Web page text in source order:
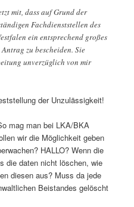
mit, dass auf Grund der
Fachdienststellen des
ein entsprechend großes
zu bescheiden. Sie
unverzüglich von mir
der Unzulässigkeit!
mag man bei LKA/BKA
wir die Möglichkeit geben
HALLO? Wenn die
die daten nicht löschen, wie
diesen aus? Muss da jede
Beistandes gelöscht